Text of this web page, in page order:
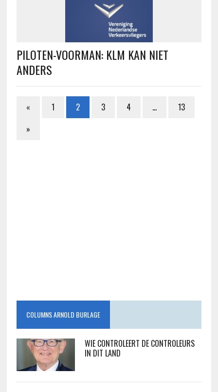
PILOTEN-VOORMAN: KLM KAN NIET
ANDERS
« 1 2 3 4 …
13
»
COLUMNS ARNOLD BURLAGE
WIE CONTROLEERT DE CONTROLEURS
IN DIT LAND